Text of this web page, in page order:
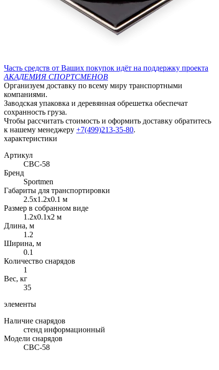
Часть средств от Ваших покупок идёт на поддержку проекта
АКАДЕМИЯ СПОРТСМЕНОВ
Организуем доставку по всему миру транспортными
компаниями.
Заводская упаковка и деревянная обрешетка обеспечат
сохранность груза.
Чтобы рассчитать стоимость и оформить доставку обратитесь
к нашему менеджеру +7(499)213-35-80.
характеристики
Артикул
СВС-58
Бренд
Sportmen
Габариты для транспортировки
2.5x1.2x0.1 м
Размер в собранном виде
1.2x0.1x2 м
Длина, м
1.2
Ширина, м
0.1
Количество снарядов
1
Вес, кг
35
элементы
Наличие снарядов
стенд информационный
Модели снарядов
СВС-58